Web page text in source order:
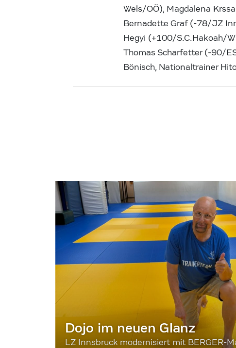
Wels/OÖ), Magdalena
Bernadette Graf (-78/JZ
Hegyi (+100/S.C.Hakoah/
Thomas Scharfetter (-90/
Bönisch, Nationaltrainer
Dojo im neuen Glanz
LZ Innsbruck modernisiert mit BERGER-